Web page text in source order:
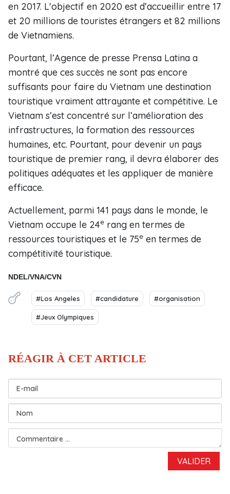
en 2017. L'objectif en 2020 est d’accueillir entre 17
et 20 millions de touristes étrangers et 82 millions
de Vietnamiens.
Pourtant, l’Agence de presse Prensa Latina a
montré que ces succès ne sont pas encore
suffisants pour faire du Vietnam une destination
touristique vraiment attrayante et compétitive. Le
Vietnam s’est concentré sur l’amélioration des
infrastructures, la formation des ressources
humaines, etc. Pourtant, pour devenir un pays
touristique de premier rang, il devra élaborer des
politiques adéquates et les appliquer de manière
efficace.
Actuellement, parmi 141 pays dans le monde, le
Vietnam occupe le 24e rang en termes de
ressources touristiques et le 75e en termes de
compétitivité touristique.
NDEL/VNA/CVN
#Los Angeles #candidature #organisation
#Jeux Olympiques